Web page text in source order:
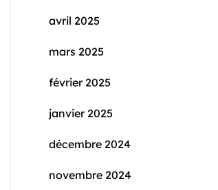
avril 2025
mars 2025
février 2025
janvier 2025
décembre 2024
novembre 2024